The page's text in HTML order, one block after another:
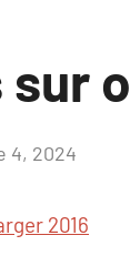
sur
4, 2024
2016